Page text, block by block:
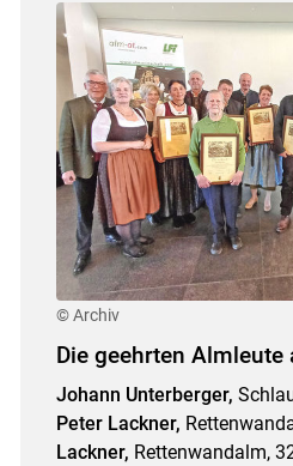
© Archiv
Die geehrten Almleute
Johann Unterberger,
Peter Lackner,
Lackner, Rettenwandalm,